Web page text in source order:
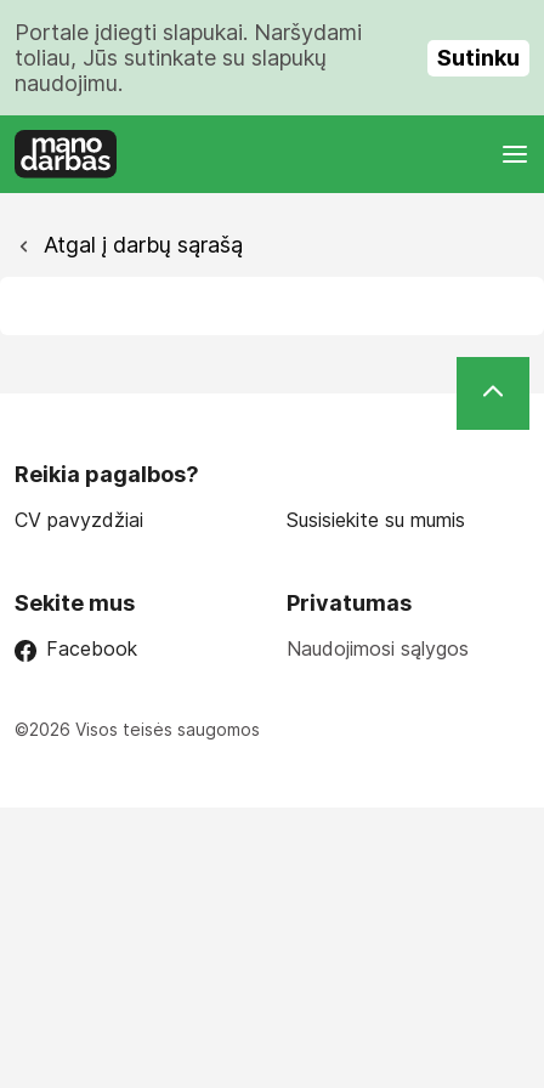
Portale įdiegti slapukai. Naršydami
toliau, Jūs sutinkate su slapukų
naudojimu.
Sutinku
Atgal į darbų sąrašą
Reikia pagalbos?
CV pavyzdžiai Susisiekite su mumis
Sekite mus
Facebook
Privatumas
Naudojimosi sąlygos
©2026 Visos teisės saugomos